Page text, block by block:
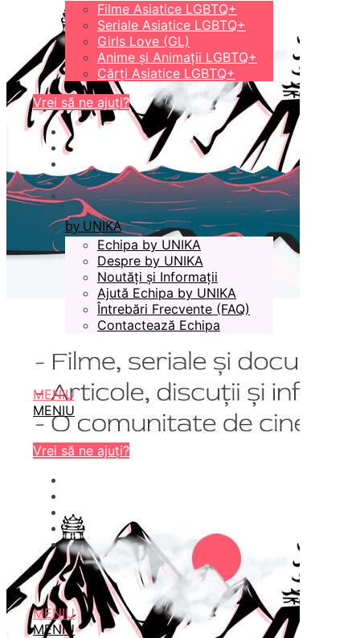
Filme Asiatice LGBTQ+
Seriale Asiatice LGBTQ+
Girls Love (GL)
Anime și Animații LGBTQ+
Cărți Asiatice LGBTQ+
Vrei să ne ajuți?
by UNIKA
Echipa by UNIKA
Despre by UNIKA
Noutăți și Informații
Ajută Echipa by UNIKA
Întrebări Frecvente (FAQ)
Contactează Echipa
MENIU
MENIU
Vrei să ne ajuți?
MENIU
MENIU